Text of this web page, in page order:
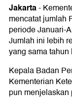
Jakarta-
mencatat jumlah
periode Januari-
Jumlah ini lebih
yang sama
Kepala Badan
Kementerian
pun